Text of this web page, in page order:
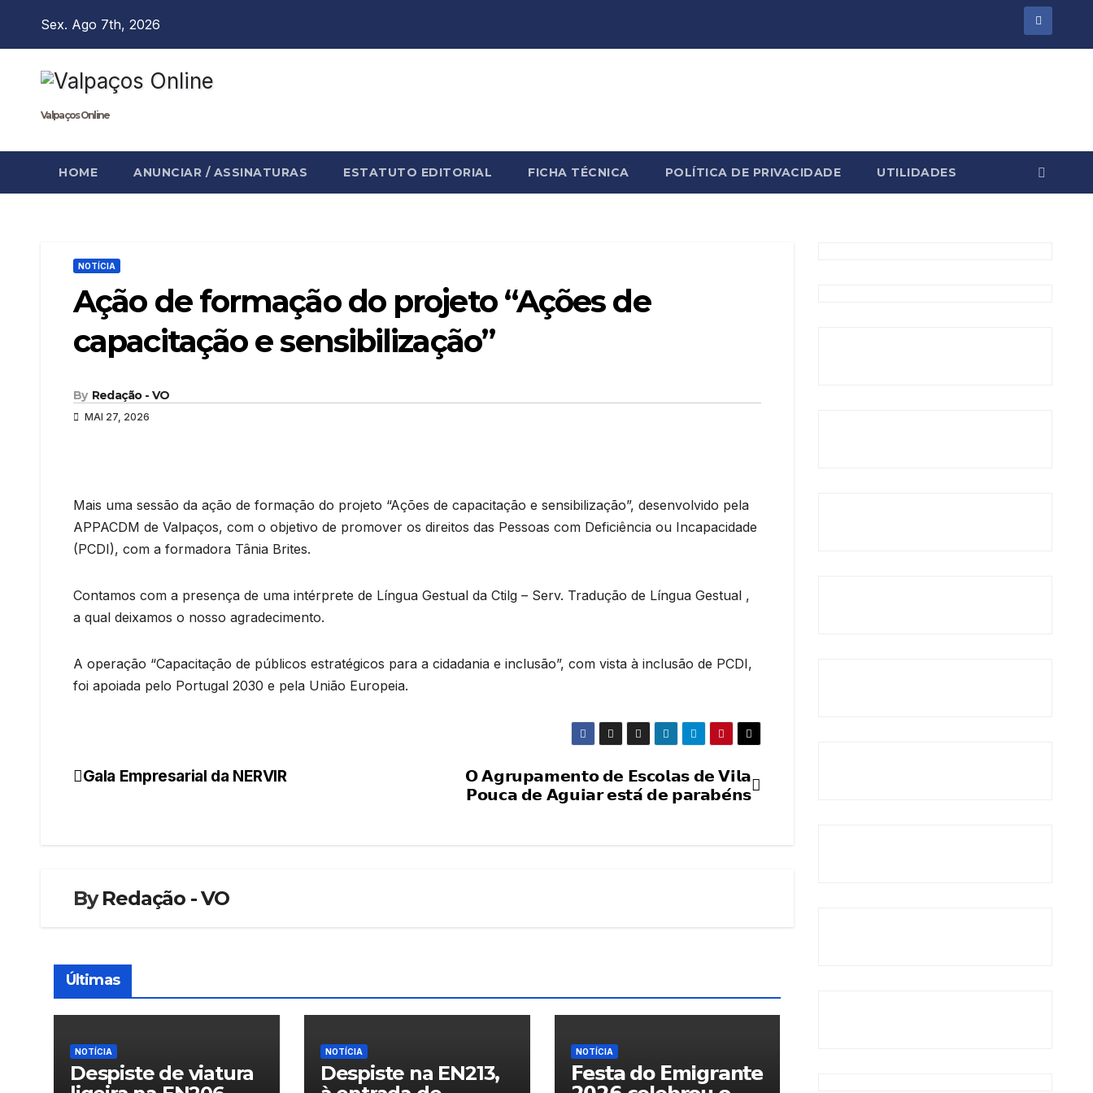
Sex. Ago 7th, 2026
Valpaços Online
HOME ANUNCIAR / ASSINATURAS ESTATUTO EDITORIAL FICHA TÉCNICA POLÍTICA DE PRIVACIDADE UTILIDADES
NOTÍCIA
Ação de formação do projeto “Ações de
capacitação e sensibilização”
By Redação - VO
MAI 27, 2026
Mais uma sessão da ação de formação do projeto “Ações de capacitação e sensibilização”, desenvolvido pela
APPACDM de Valpaços, com o objetivo de promover os direitos das Pessoas com Deficiência ou Incapacidade
(PCDI), com a formadora Tânia Brites.
Contamos com a presença de uma intérprete de Língua Gestual da Ctilg – Serv. Tradução de Língua Gestual ,
a qual deixamos o nosso agradecimento.
A operação “Capacitação de públicos estratégicos para a cidadania e inclusão”, com vista à inclusão de PCDI,
foi apoiada pelo Portugal 2030 e pela União Europeia.
Navegação
𝗢 𝗔𝗴𝗿𝘂𝗽𝗮𝗺𝗲𝗻𝘁𝗼 𝗱𝗲 𝗘𝘀𝗰𝗼𝗹𝗮𝘀 𝗱𝗲 𝗩𝗶𝗹𝗮
𝗣𝗼𝘂𝗰𝗮 𝗱𝗲 𝗔𝗴𝘂𝗶𝗮𝗿 𝗲𝘀𝘁𝗮́ 𝗱𝗲 𝗽𝗮𝗿𝗮𝗯𝗲́𝗻𝘀
Gala Empresarial da NERVIR
ByRedação - VO
Últimas
NOTÍCIA
Despiste de viatura
NOTÍCIA
Despiste na EN213,
NOTÍCIA
𝗙𝗲𝘀𝘁𝗮 𝗱𝗼 𝗘𝗺𝗶𝗴𝗿𝗮𝗻𝘁𝗲